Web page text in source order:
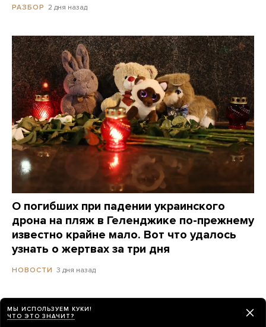
РАЗБОР 2 дня назад
О погибших при падении украинского
дрона на пляж в Геленджике по-прежнему
известно крайне мало. Вот что удалось
узнать о жертвах за три дня
НОВОСТИ 3 дня назад
МЫ ИСПОЛЬЗУЕМ КУКИ!
ЧТО ЭТО ЗНАЧИТ?